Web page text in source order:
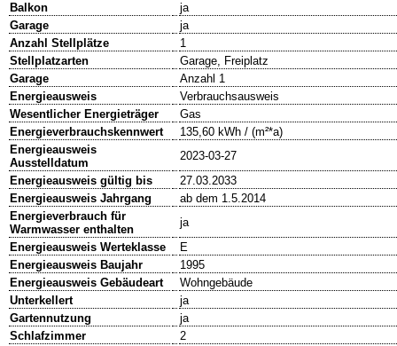
Balkon
ja
Garage
ja
Anzahl Stellplätze
1
Stellplatzarten
Garage, Freiplatz
Garage
Anzahl 1
Energieausweis
Verbrauchsausweis
Wesentlicher Energieträger
Gas
Energieverbrauchskennwert
135,60 kWh / (m²*a)
Energieausweis
Ausstelldatum
2023-03-27
Energieausweis gültig bis
27.03.2033
Energieausweis Jahrgang
ab dem 1.5.2014
Energieverbrauch für
Warmwasser enthalten
ja
Energieausweis Werteklasse
E
Energieausweis Baujahr
1995
Energieausweis Gebäudeart
Wohngebäude
Unterkellert
ja
Gartennutzung
ja
Schlafzimmer
2